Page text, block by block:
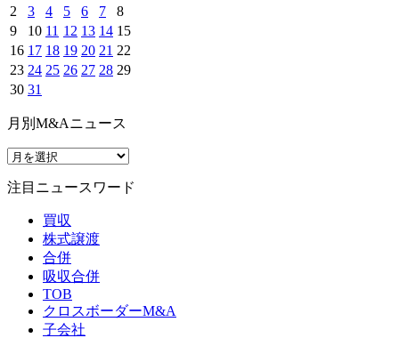
2
3 4 5 6 7
8
9
10 11 12 13 14 15
16 17 18 19 20 21 22
23 24 25 26 27 28 29
30 31
月別M&Aニュース
注目ニュースワード
買収
株式譲渡
合併
吸収合併
TOB
クロスボーダーM&A
子会社